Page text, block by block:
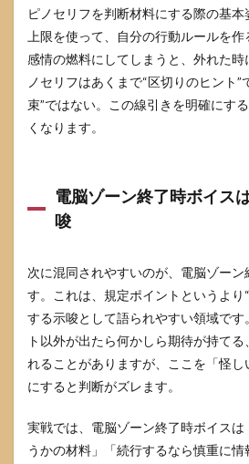
ピノセリフを判断材料にする際の基
上限を使って、自分の行動ルールを
感情の燃料にしてしまうと、外れた
ノセリフはあくまで“区切りのヒント”
束”ではない。この線引きを明確にす
くなります。
電脳ゾーン終了時ボイス
唆
次に混同されやすいのが、電脳ゾー
す。これは、規定ポイントというより
する示唆として語られやすい領域で
ト以外が出たら何かしら期待が持て
れることがありますが、ここを「怪
にすると判断がズレます。
実戦では、電脳ゾーン終了時ボイス
うかの材料」「続行するなら慎重に